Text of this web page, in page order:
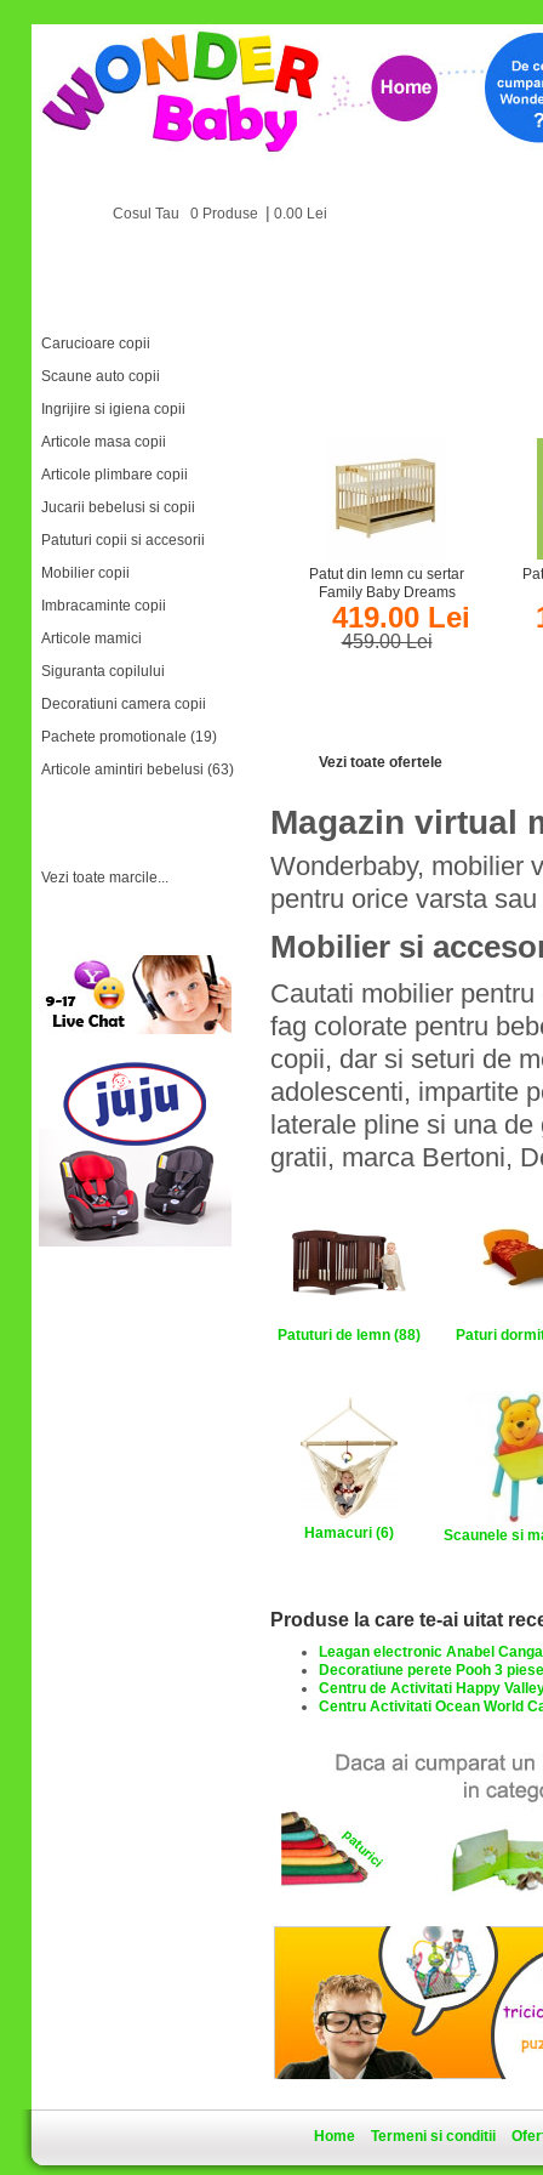
Cosul Tau 0 Produse | 0.00 Lei
Carucioare copii
Scaune auto copii
Ingrijire si igiena copii
Articole masa copii
Articole plimbare copii
Jucarii bebelusi si copii
Patuturi copii si accesorii
Mobilier copii
Imbracaminte copii
Articole mamici
Siguranta copilului
Decoratiuni camera copii
Pachete promotionale (19)
Articole amintiri bebelusi (63)
Vezi toate marcile...
Patut din lemn cu sertar
Family Baby Dreams
419.00 Lei
459.00 Lei
Vezi toate ofertele
Magazin virtual
Wonderbaby, mobilier
pentru orice varsta
Mobilier si
Cautati mobilier
fag colorate pentru
copii, dar si seturi de
adolescenti, impartite
laterale pline si una
gratii, marca Bertoni,
Patuturi de lemn (88) Paturi
Hamacuri (6) Scaunele si
Produse la care te-ai uitat
Leagan electronic Anabel
Decoratiune perete Pooh 3
Centru de Activitati Happy
Centru Activitati Ocean World
Home Termeni si conditii